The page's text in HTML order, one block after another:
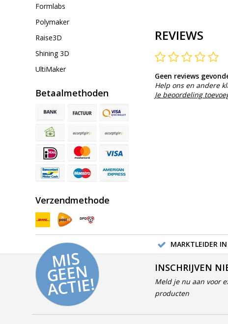
Formlabs
Polymaker
Raise3D
Shining 3D
UltiMaker
Betaalmethoden
Verzendmethode
REVIEWS
Geen reviews
Help ons en andere
Je beoordeling
MARKTLEIDER
MI
S
G
E
E
N
A
C
TI
E!
INSCHRIJVEN
Meld je nu aan voor
producten